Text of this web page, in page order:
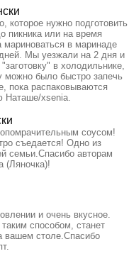
которое нужно подготовить
пикника или на время
в маринаде
Мы уезжали на 2 дня и
в холодильнике,
можно было быстро запечь
пока распаковываются
Наташе/xsenia.
соусом!
съедается! Одно из
семьи.Спасибо авторам
(Ляночка)!
и очень вкусное.
способом, станет
вашем столе.Спасибо